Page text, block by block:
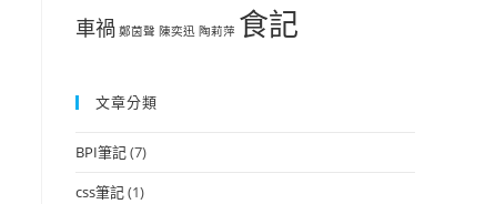
車禍 鄭茵聲 陳奕迅 陶莉萍 食記
文章分類
BPI筆記(7)
css筆記(1)